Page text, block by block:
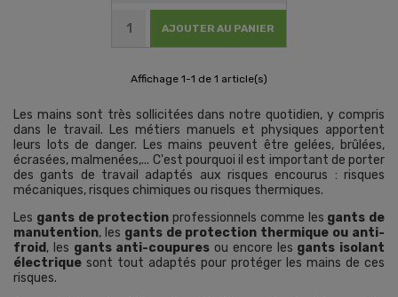
AJOUTER AU PANIER
Affichage 1-1 de 1 article(s)
Les mains sont très sollicitées dans notre quotidien, y compris
dans le travail. Les métiers manuels et physiques apportent
leurs lots de danger. Les mains peuvent être gelées, brûlées,
écrasées, malmenées,... C'est pourquoi il est important de porter
des gants de travail adaptés aux risques encourus : risques
mécaniques, risques chimiques ou risques thermiques.
Les gants de protection professionnels comme les gants de
manutention, les gants de protection thermique ou anti-
froid , les gants anti-coupures ou encore les gants isolant
électrique sont tout adaptés pour protéger les mains de ces
risques.